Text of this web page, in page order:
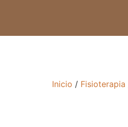
Inicio / Fisioterapia